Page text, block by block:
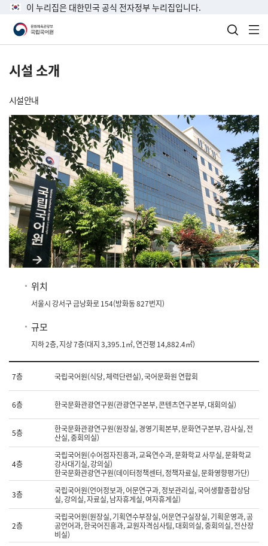
이 누리집은 대한민국 공식 전자정부 누리집입니다.
검색 열기
시설 소개
시설 안내
위치
서울시 강서구 금낭화로 154(방화동 827번지)
규모
지하 2층, 지상 7층(대지 3,395.1㎡, 연건평 14,882.4㎡)
설
(7
층,
6
층,
5
층,
4
층,
층,
2
중
1
7층 국립국어원(식당, 체력단련실), 국어문화원 연합회
6층 한국문화관광연구원(관광연구본부, 콘텐츠연구본부, 대회의실)
5층
한국문화관광연구원(원장실, 경영기획본부, 문화연구본부, 감사실, 전
산실, 중회의실)
4층
국립국어원(수어점자진흥과, 교육연수과, 문화학교 사무실, 문화학교
강사대기실, 강의실)
한국문화관광연구원(데이터정책센터, 정책자료실, 문화영향평가단)
3층
국립국어원(언어정보과, 어문연구과, 정보관리실, 국어생활종합상담
실, 강의실, 자료실, 남자휴게실, 여자휴게실)
2층
국립국어원(원장실, 기획연수부장실, 어문연구실장실, 기획운영과, 공
공언어과, 한국어진흥과, 교원자격심사팀, 대회의실, 중회의실, 전산장
비실)